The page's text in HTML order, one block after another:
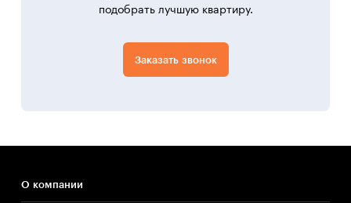
подобрать лучшую квартиру.
Заказать звонок
О компании